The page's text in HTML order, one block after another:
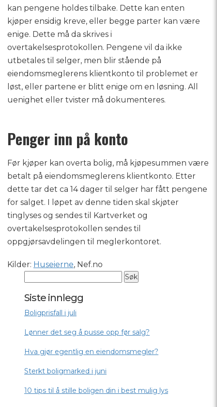
kan pengene holdes tilbake. Dette kan enten
kjøper ensidig kreve, eller begge parter kan være
enige. Dette må da skrives i
overtakelsesprotokollen. Pengene vil da ikke
utbetales til selger, men blir stående på
eiendomsmeglerens klientkonto til problemet er
løst, eller partene er blitt enige om en løsning. All
uenighet eller tvister må dokumenteres.
Penger inn på konto
Før kjøper kan overta bolig, må kjøpesummen være
betalt på eiendomsmeglerens klientkonto. Etter
dette tar det ca 14 dager til selger har fått pengene
for salget. I løpet av denne tiden skal skjøter
tinglyses og sendes til Kartverket og
overtakelsesprotokollen sendes til
oppgjørsavdelingen til meglerkontoret.
Kilder: Huseierne, Nef.no
Siste innlegg
Boligprisfall i juli
Lønner det seg å pusse opp før salg?
Hva gjør egentlig en eiendomsmegler?
Sterkt boligmarked i juni
10 tips til å stille boligen din i best mulig lys